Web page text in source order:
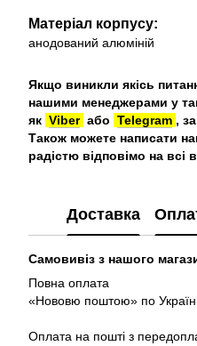
Матеріал корпусу:
анодований алюміній
Якщо виникли якісь
нашими менеджерами у
як Viber або Telegram ,
Також можете написати
радістю відповімо на всі
Доставка
Самовивіз з нашого
Повна оплата
«Нововю поштою» по
Оплата на пошті з